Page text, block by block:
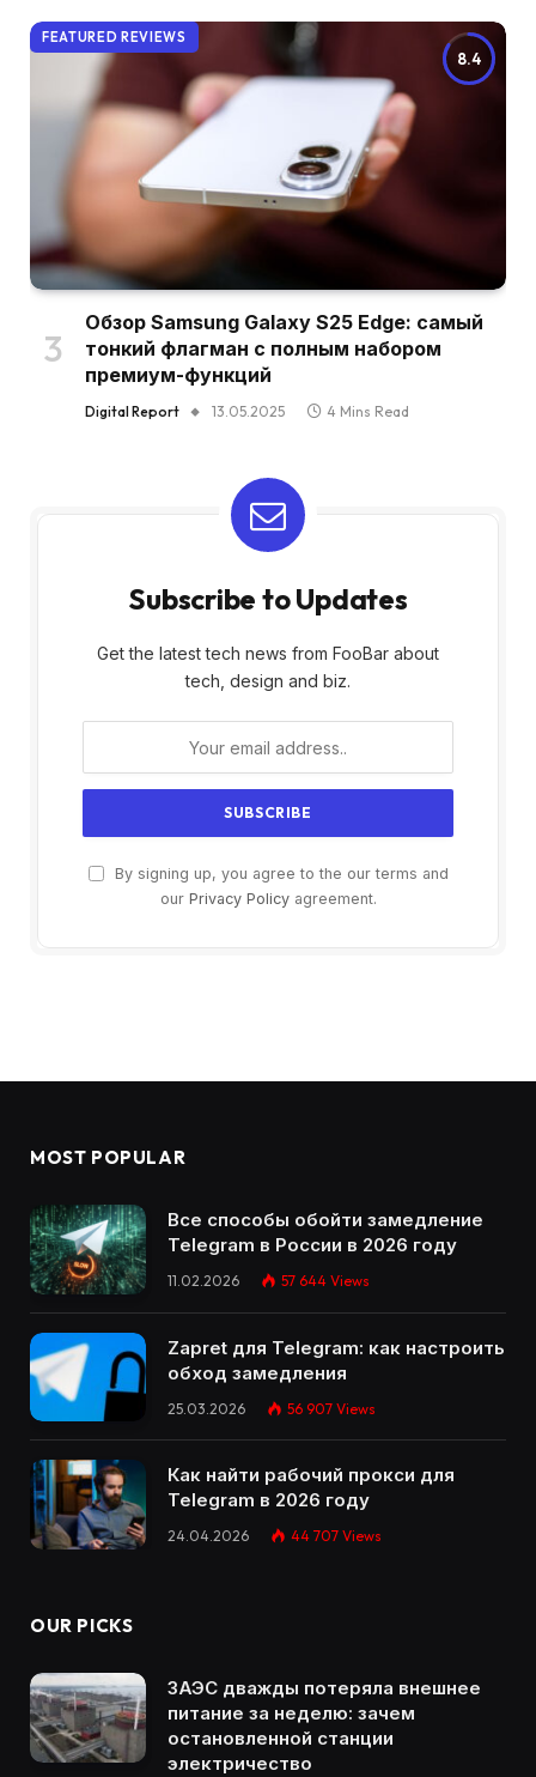
8.4
FEATURED REVIEWS
Обзор Samsung Galaxy S25 Edge: самый
тонкий флагман с полным набором
премиум-функций
Digital Report 13.05.2025 4 Mins Read
Subscribe to Updates
Get the latest tech news from FooBar about
tech, design and biz.
By signing up, you agree to the our terms and
our Privacy Policyagreement.
MOST POPULAR
Все способы обойти замедление
Telegram в России в 2026 году
11.02.2026 57 644 Views
Zapret для Telegram: как настроить
обход замедления
25.03.2026 56 907 Views
Как найти рабочий прокси для
Telegram в 2026 году
24.04.2026 44 707 Views
OUR PICKS
ЗАЭС дважды потеряла внешнее
питание за неделю: зачем
остановленной станции
электричество